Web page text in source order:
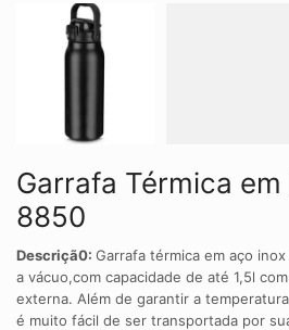
Garrafa Térmica em
8850
Descriçã0: Garrafa térmica em aço
a vácuo,com capacidade de até 1,5l
externa. Além de garantir a
é muito fácil de ser transportada por